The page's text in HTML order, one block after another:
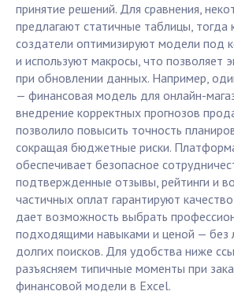
принятие решений. Для сравнения,
предлагают статичные таблицы, тогда
создатели оптимизируют модели под
и используют макросы, что позволяет
при обновлении данных. Например,
— финансовая модель для онлайн-
внедрение корректных прогнозов
позволило повысить точность
сокращая бюджетные риски.
обеспечивает безопасное
подтвержденные отзывы, рейтинги и
частичных оплат гарантируют
дает возможность выбрать
подходящими навыками и ценой — без
долгих поисков. Для удобства ниже
разъясняем типичные моменты при
финансовой модели в Excel.